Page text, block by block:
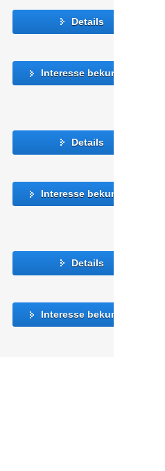
Details
Interesse bekunden
Details
Interesse bekunden
Details
Interesse bekunden